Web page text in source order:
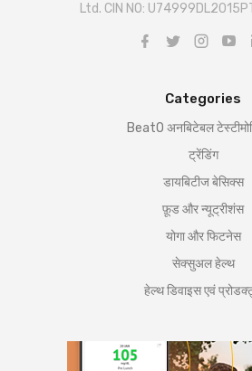
Ltd. CIN NO:
Categories
BeatO अनबिटेबल
ट्रेंडिंग
डायबिटीज बेसिक्स
फ़ूड और न्यूट्रीशंस
योगा और फिटनेस
सेक्सुअल हेल्थ
हेल्थ डिवाइस एवं